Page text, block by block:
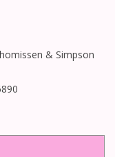
& Simpson